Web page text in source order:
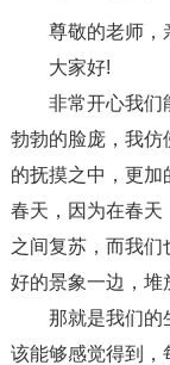
尊敬的老师，
大家好!
非常开心我们
勃勃的脸庞，我仿
的抚摸之中，更加
春天，因为在春天
之间复苏，而我们
好的景象一边，堆
那就是我们的
该能够感觉得到，